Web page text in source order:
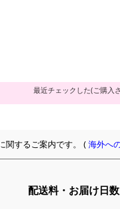
最近チェックした(ご購入
関するご案内です。 (海外へ
配送料・お届け日数